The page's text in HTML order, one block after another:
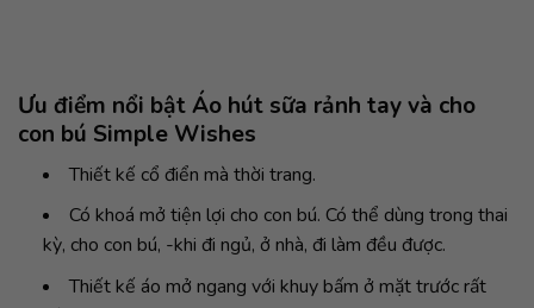
Ưu điểm nổi bật Áo hút sữa rảnh tay và cho
con bú Simple Wishes
Thiết kế cổ điển mà thời trang.
Có khoá mở tiện lợi cho con bú. Có thể dùng trong thai
kỳ, cho con bú, -khi đi ngủ, ở nhà, đi làm đều được.
Thiết kế áo mở ngang với khuy bấm ở mặt trước rất